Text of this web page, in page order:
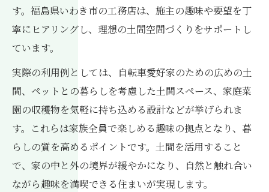
工務店が叶えるいきいき土間設計の工夫集
趣味に最適な土間設計と工務店の技術力
趣味を支える土間の工務店設計ポイント
工務店と考える土間で快適に過ごす工夫
工務店視点で考える土間の機能性
工務店が重視する土間の多目的な機能性
趣味空間としての土間を工務店が解説
工務店ならではの土間機能性アップ術
す。福島県いわき市の工務店は、施主の趣味や要望を丁
寧にヒアリングし、理想の土間空間づくりをサポートし
ています。
実際の利用例としては、自転車愛好家のための広めの土
間、ペットとの暮らしを考慮した土間スペース、家庭菜
園の収穫物を気軽に持ち込める設計などが挙げられま
す。これらは家族全員で楽しめる趣味の拠点となり、暮
らしの質を高めるポイントです。土間を活用すること
で、家の中と外の境界が緩やかになり、自然と触れ合い
ながら趣味を満喫できる住まいが実現します。